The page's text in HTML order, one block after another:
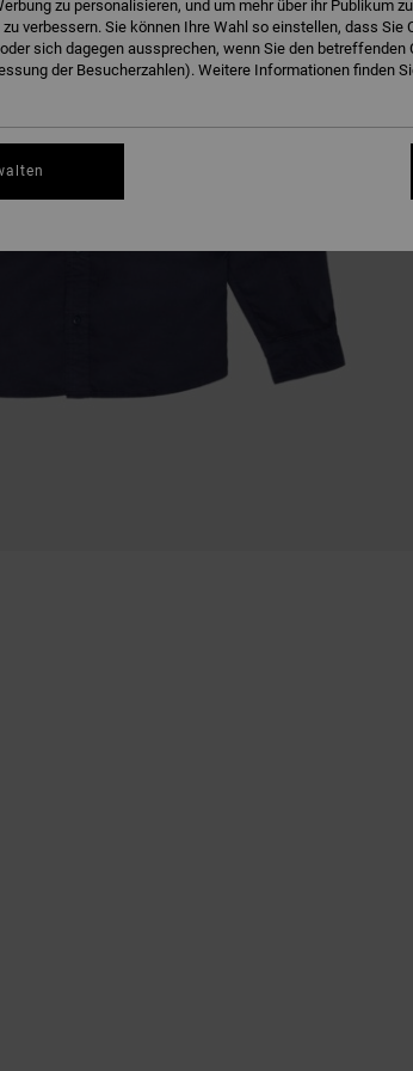
zu personalisieren, und um mehr über ihr Publikum
verbessern. Sie können Ihre Wahl so einstellen, dass Sie
sich dagegen aussprechen, wenn Sie den betreffenden
der Besucherzahlen). Weitere Informationen finden